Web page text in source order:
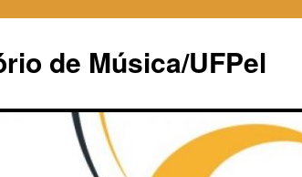
de Música/UFPel